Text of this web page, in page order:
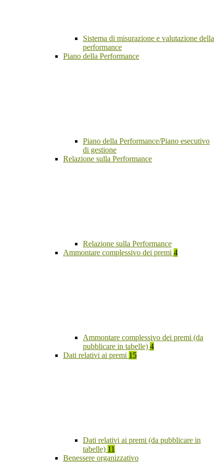
Sistema di misurazione e valutazione della
performance
Piano della Performance
Piano della Performance/Piano esecutivo
di gestione
Relazione sulla Performance
Relazione sulla Performance
Ammontare complessivo dei premi 4
Ammontare complessivo dei premi (da
pubblicare in tabelle) 4
Dati relativi ai premi 15
Dati relativi ai premi (da pubblicare in
tabelle) 11
Benessere organizzativo